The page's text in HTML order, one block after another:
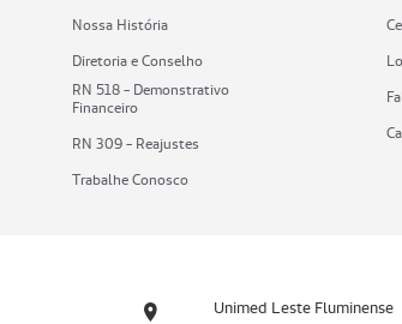
Nossa História
Diretoria e Conselho
RN 518 - Demonstrativo
Financeiro
RN 309 - Reajustes
Trabalhe Conosco
Unimed Leste Fluminense